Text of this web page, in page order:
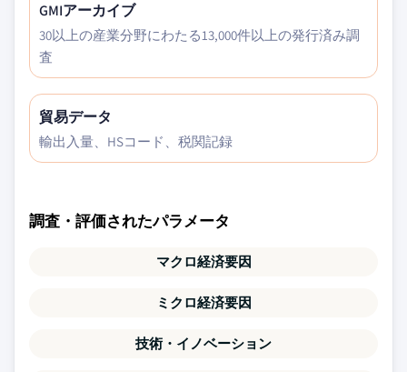
GMIアーカイブ
30以上の産業分野にわたる13,000件以上の発行済み調
査
貿易データ
輸出入量、HSコード、税関記録
調査・評価されたパラメータ
マクロ経済要因
ミクロ経済要因
技術・イノベーション